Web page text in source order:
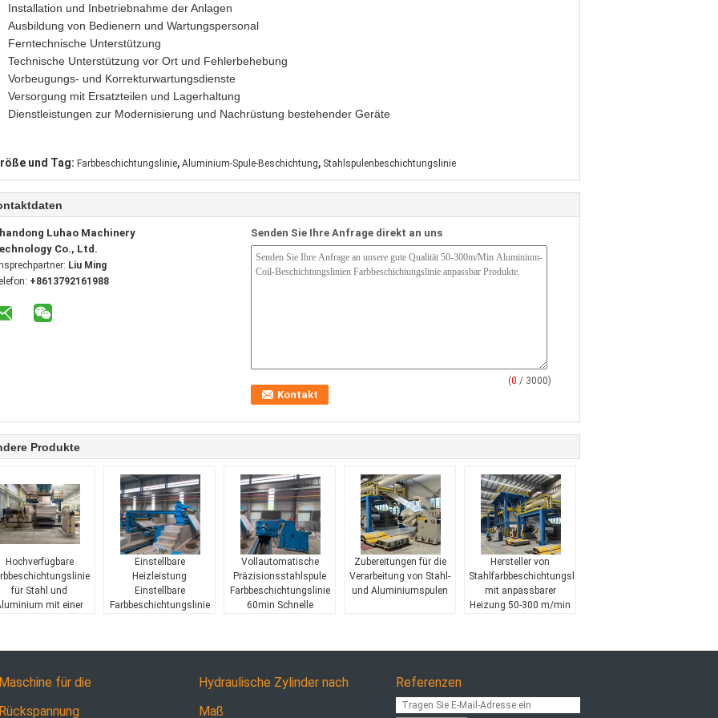
Installation und Inbetriebnahme der Anlagen
Ausbildung von Bedienern und Wartungspersonal
Ferntechnische Unterstützung
Technische Unterstützung vor Ort und Fehlerbehebung
Vorbeugungs- und Korrekturwartungsdienste
Versorgung mit Ersatzteilen und Lagerhaltung
Dienstleistungen zur Modernisierung und Nachrüstung bestehender Geräte
und Tag: Farbbeschichtungslinie, Aluminium-Spule-Beschichtung, Stahlspulenbeschichtungslinie
Luhao Machinery
Co., Ltd.
Liu Ming
+8613792161988
Senden Sie Ihre Anfrage direkt an uns
(0 / 3000)
Produkte
Hochverfügbare
für Stahl und
mit einer
Einstellbare
Heizleistung
Einstellbare
Farbbeschichtungslinie
Vollautomatische
Präzisionsstahlspule
Farbbeschichtungslinie
60min Schnelle
Zubereitungen für die
Verarbeitung von Stahl-
und Aluminiumspulen
Hersteller von
Stahlfarbbeschichtungsleitungen
mit anpassbarer
Heizung 50-300 m/min
Maschine für die
Rückspannung
Hydraulische Zylinder nach
Maß
Referenzen